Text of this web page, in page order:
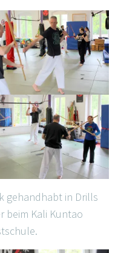
gehandhabt in Drills
beim Kali Kuntao